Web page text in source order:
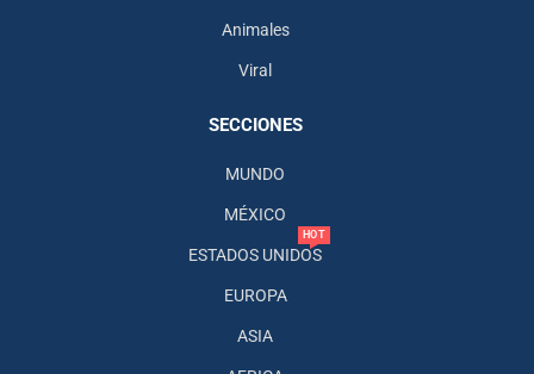
Animales
Viral
SECCIONES
MUNDO
MÉXICO
ESTADOS UNIDOS
HOT
EUROPA
ASIA